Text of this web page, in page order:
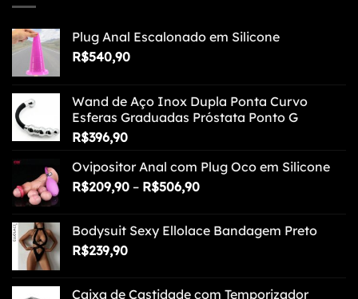
Plug Anal Escalonado em Silicone
R$540,90
Wand de Aço Inox Dupla Ponta Curvo
Esferas Graduadas Próstata Ponto G
R$396,90
Ovipositor Anal com Plug Oco em Silicone
R$209,90 – R$506,90Faixa
R$209,90
Bodysuit Sexy Ellolace Bandagem Preto
R$239,90
Caixa de Castidade com Temporizador